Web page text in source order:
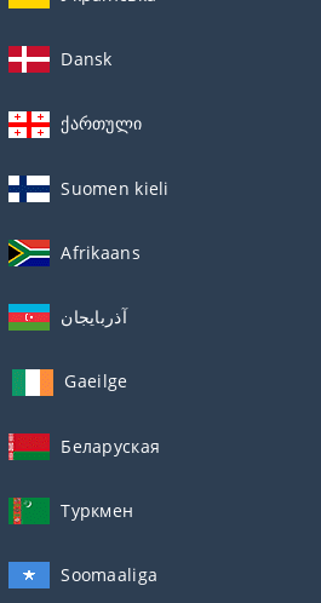
Dansk
ქართული
Suomen kieli
Afrikaans
آذربايجان
Gaeilge
Беларуская
Туркмен
Soomaaliga